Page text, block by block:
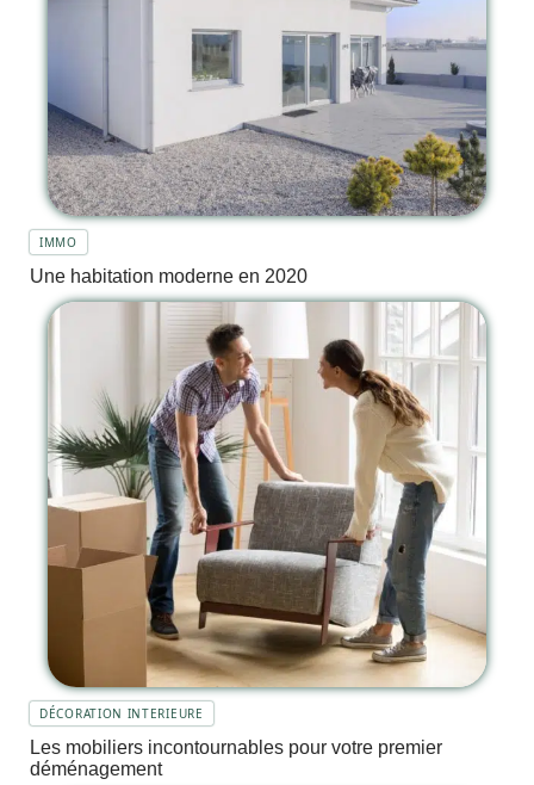
IMMO
Une habitation moderne en 2020
DÉCORATION INTERIEURE
Les mobiliers incontournables pour votre premier
déménagement